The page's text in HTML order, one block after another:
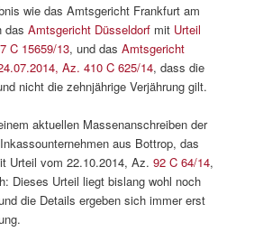
wie das Amtsgericht Frankfurt am
dasAmtsgericht Düsseldorf mit Urteil
C 15659/13, und dasAmtsgericht
Az. 410 C 625/14, dass die
nicht die zehnjährige Verjährung gilt.
aktuellen Massenanschreiben der
aus Bottrop, das
Urteil vom 22.10.2014, Az.92 C 64/14,
Dieses Urteil liegt bislang wohl noch
die Details ergeben sich immer erst